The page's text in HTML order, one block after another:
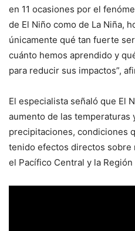
en 11 ocasiones por el
de El Niño como de La Niña,
únicamente qué tan fuerte
cuánto hemos aprendido y
para reducir sus impactos”,
El especialista señaló que El
aumento de las temperaturas
precipitaciones, condiciones
tenido efectos directos sobre
el Pacífico Central y la